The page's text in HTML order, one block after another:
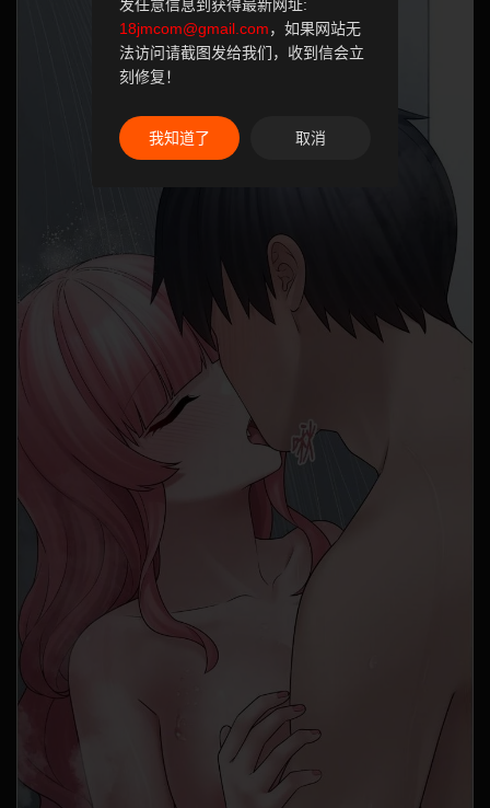
发任意信息到获得最新网址:
18jmcom@gmail.com，如果网站无
法访问请截图发给我们，收到信会立
刻修复！
我知道了 取消